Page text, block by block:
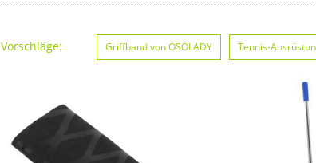
Vorschläge: Griffband von OSOLADY Tennis-